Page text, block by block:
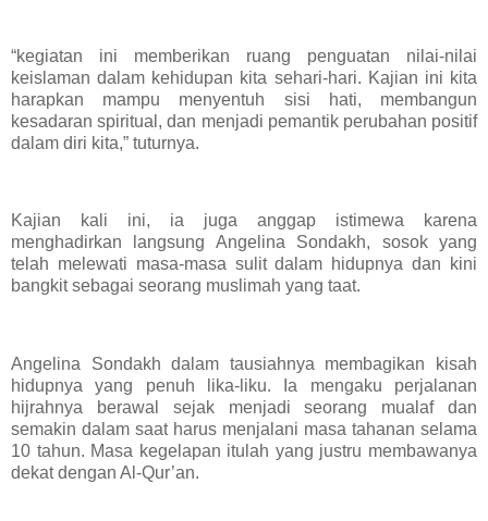
“kegiatan ini memberikan ruang penguatan nilai-nilai
keislaman dalam kehidupan kita sehari-hari. Kajian ini kita
harapkan mampu menyentuh sisi hati, membangun
kesadaran spiritual, dan menjadi pemantik perubahan positif
dalam diri kita,” tuturnya.
Kajian kali ini, ia juga anggap istimewa karena
menghadirkan langsung Angelina Sondakh, sosok yang
telah melewati masa-masa sulit dalam hidupnya dan kini
bangkit sebagai seorang muslimah yang taat.
Angelina Sondakh dalam tausiahnya membagikan kisah
hidupnya yang penuh lika-liku. Ia mengaku perjalanan
hijrahnya berawal sejak menjadi seorang mualaf dan
semakin dalam saat harus menjalani masa tahanan selama
10 tahun. Masa kegelapan itulah yang justru membawanya
dekat dengan Al-Qur’an.